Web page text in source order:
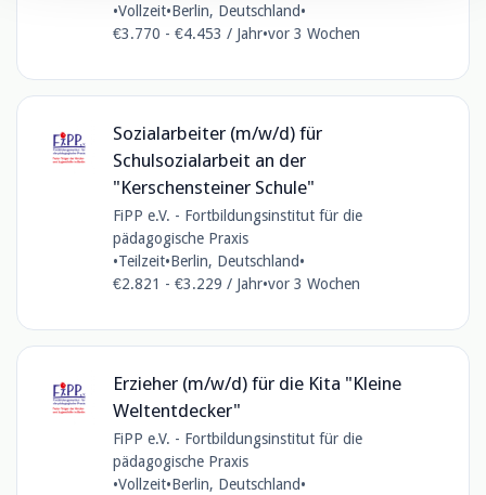
•Vollzeit•Berlin, Deutschland•
€3.770 - €4.453 / Jahr•vor 3 Wochen
Sozialarbeiter (m/w/d) für
Schulsozialarbeit an der
"Kerschensteiner Schule"
FiPP e.V. - Fortbildungsinstitut für die
pädagogische Praxis
•Teilzeit•Berlin, Deutschland•
€2.821 - €3.229 / Jahr•vor 3 Wochen
Erzieher (m/w/d) für die Kita "Kleine
Weltentdecker"
FiPP e.V. - Fortbildungsinstitut für die
pädagogische Praxis
•Vollzeit•Berlin, Deutschland•